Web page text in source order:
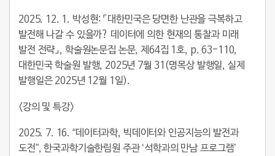
2025. 12. 1. 박성현: ⌜대한민국은 당면한 난관을 극복하고
발전해 나갈 수 있을까? 데이터에 의한 현재의 통찰과 미래
발전 전략⌟, 학술원논문집 논문, 제64집 1호, p. 63-110,
대한민국 학술원 발행, 2025년 7월 31(명목상 발행일, 실제
발행일은 2025년 12월 1일).
<강의 및 특강>
2025. 7. 16. “데이터과학, 빅데이터와 인공지능의 발전과
도전”, 한국과학기술한림원 주관 ‘석학과의 만남 프로그램’